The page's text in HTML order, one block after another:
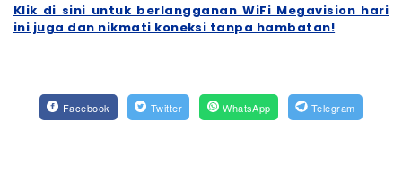
Klik di sini untuk berlangganan WiFi Megavision hari
ini juga dan nikmati koneksi tanpa hambatan!
Facebook Twitter WhatsApp Telegram